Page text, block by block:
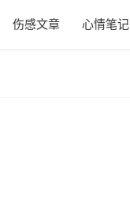
伤感文章 心情笔记